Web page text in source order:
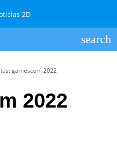
gamescom 2022
2022